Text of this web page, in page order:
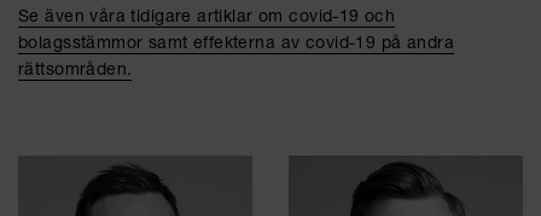
Se även våra tidigare artiklar om covid-19 och
bolagsstämmor samt effekterna av covid-19 på andra
rättsområden.